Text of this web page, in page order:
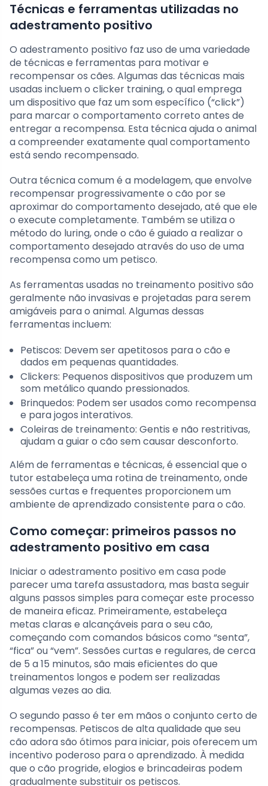
Técnicas e ferramentas utilizadas no
adestramento positivo
O adestramento positivo faz uso de uma variedade
de técnicas e ferramentas para motivar e
recompensar os cães. Algumas das técnicas mais
usadas incluem o clicker training, o qual emprega
um dispositivo que faz um som específico (“click”)
para marcar o comportamento correto antes de
entregar a recompensa. Esta técnica ajuda o animal
a compreender exatamente qual comportamento
está sendo recompensado.
Outra técnica comum é a modelagem, que envolve
recompensar progressivamente o cão por se
aproximar do comportamento desejado, até que ele
o execute completamente. Também se utiliza o
método do luring, onde o cão é guiado a realizar o
comportamento desejado através do uso de uma
recompensa como um petisco.
As ferramentas usadas no treinamento positivo são
geralmente não invasivas e projetadas para serem
amigáveis para o animal. Algumas dessas
ferramentas incluem:
Petiscos: Devem ser apetitosos para o cão e
dados em pequenas quantidades.
Clickers: Pequenos dispositivos que produzem um
som metálico quando pressionados.
Brinquedos: Podem ser usados como recompensa
e para jogos interativos.
Coleiras de treinamento: Gentis e não restritivas,
ajudam a guiar o cão sem causar desconforto.
Além de ferramentas e técnicas, é essencial que o
tutor estabeleça uma rotina de treinamento, onde
sessões curtas e frequentes proporcionem um
ambiente de aprendizado consistente para o cão.
Como começar: primeiros passos no
adestramento positivo em casa
Iniciar o adestramento positivo em casa pode
parecer uma tarefa assustadora, mas basta seguir
alguns passos simples para começar este processo
de maneira eficaz. Primeiramente, estabeleça
metas claras e alcançáveis para o seu cão,
começando com comandos básicos como “senta”,
“fica” ou “vem”. Sessões curtas e regulares, de cerca
de 5 a 15 minutos, são mais eficientes do que
treinamentos longos e podem ser realizadas
algumas vezes ao dia.
O segundo passo é ter em mãos o conjunto certo de
recompensas. Petiscos de alta qualidade que seu
cão adora são ótimos para iniciar, pois oferecem um
incentivo poderoso para o aprendizado. À medida
que o cão progride, elogios e brincadeiras podem
gradualmente substituir os petiscos.